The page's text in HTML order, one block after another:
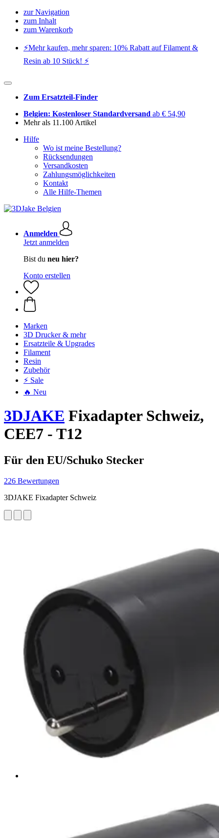
zur Navigation
zum Inhalt
zum Warenkorb
⚡️Mehr kaufen, mehr sparen: 10% Rabatt auf Filament &
Resin ab 10 Stück! ⚡️
Zum Ersatzteil-Finder
Belgien: Kostenloser Standardversand ab € 54,90
Mehr als 11.100 Artikel
Hilfe
Wo ist meine Bestellung?
Rücksendungen
Versandkosten
Zahlungsmöglichkeiten
Kontakt
Alle Hilfe-Themen
Anmelden
Jetzt anmelden
Bist du neu hier?
Konto erstellen
Marken
3D Drucker & mehr
Ersatzteile & Upgrades
Filament
Resin
Zubehör
⚡ Sale
🔥 Neu
3DJAKE Fixadapter Schweiz,
CEE7 - T12
Für den EU/Schuko Stecker
226 Bewertungen
3DJAKE Fixadapter Schweiz